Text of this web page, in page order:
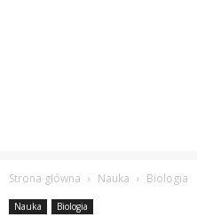
Strona główna Nauka Biologia
Nauka Biologia